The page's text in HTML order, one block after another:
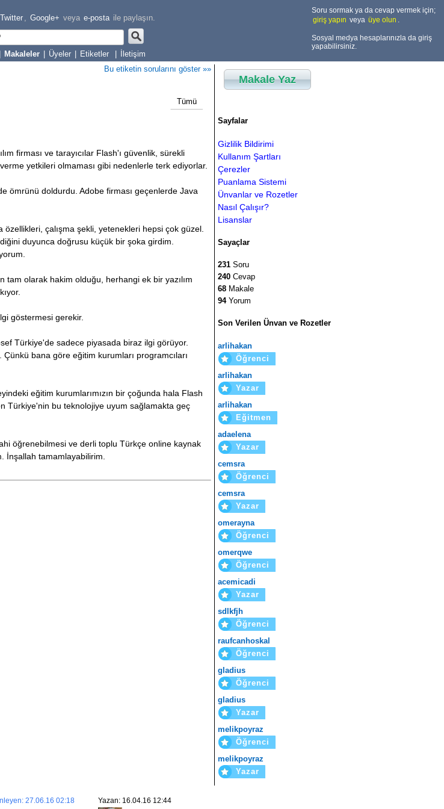
Twitter , Google+ veya e-posta ile paylaşın.
Makaleler Üyeler Etiketler İletişim
Soru sormak ya da cevap vermek için;
giriş yapın veya üye olun .
Sosyal medya hesaplarınızla da giriş
yapabilirsiniz.
Bu etiketin sorularını göster »»
Tümü
firması ve tarayıcılar Flash'ı güvenlik, sürekli
yetkileri olmaması gibi nedenlerle terk ediyorlar.
ömrünü doldurdu. Adobe firması geçenlerde Java
çalışma şekli, yetenekleri hepsi çok güzel.
duyunca doğrusu küçük bir şoka girdim.
tam olarak hakim olduğu, herhangi ek bir yazılım
göstermesi gerekir.
Türkiye'de sadece piyasada biraz ilgi görüyor.
bana göre eğitim kurumları programcıları
eğitim kurumlarımızın bir çoğunda hala Flash
Türkiye'nin bu teknolojiye uyum sağlamakta geç
öğrenebilmesi ve derli toplu Türkçe online kaynak
İnşallah tamamlayabilirim.
Yazan: 16.04.16 12:44
27.06.16 02:18
Makale Yaz
Sayfalar
Gizlilik Bildirimi
Kullanım Şartları
Çerezler
Puanlama Sistemi
Ünvanlar ve Rozetler
Nasıl Çalışır?
Lisanslar
Sayaçlar
231 Soru
240 Cevap
68 Makale
94Yorum
Son Verilen Ünvan ve Rozetler
arlihakan
Öğrenci
arlihakan
Yazar
arlihakan
Eğitmen
adaelena
Yazar
cemsra
Öğrenci
cemsra
Yazar
omerayna
Öğrenci
omerqwe
Öğrenci
acemicadi
Yazar
sdlkfjh
Öğrenci
raufcanhoskal
Öğrenci
gladius
Öğrenci
gladius
Yazar
melikpoyraz
Öğrenci
melikpoyraz
Yazar